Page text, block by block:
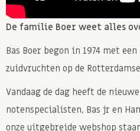
De familie Boer weet alles
Bas Boer begon in 1974 met
zuidvruchten op de
Vandaag de dag heeft de
notenspecialisten, Bas jr en
onze uitgebreide webshop